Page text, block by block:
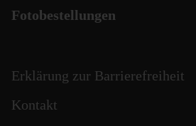
Fotobestellungen
Erklärung zur Barrierefreiheit
Kontakt